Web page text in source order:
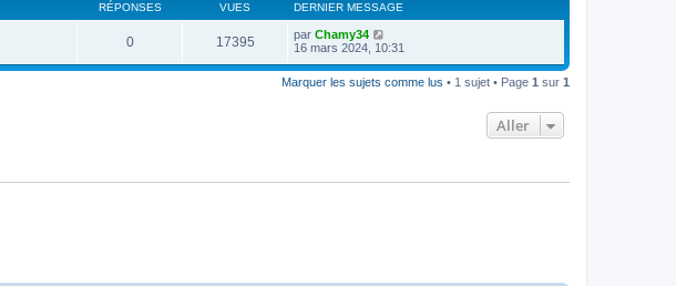
RÉPONSES VUES DERNIER MESSAGE
0 17395 par Chamy34
16 mars 2024, 10:31
Marquer les sujets comme lus • 1 sujet • Page 1 sur 1
Aller